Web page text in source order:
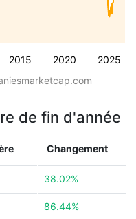
2015 2020 2025
de fin d'année
Changement
38.02%
86.44%